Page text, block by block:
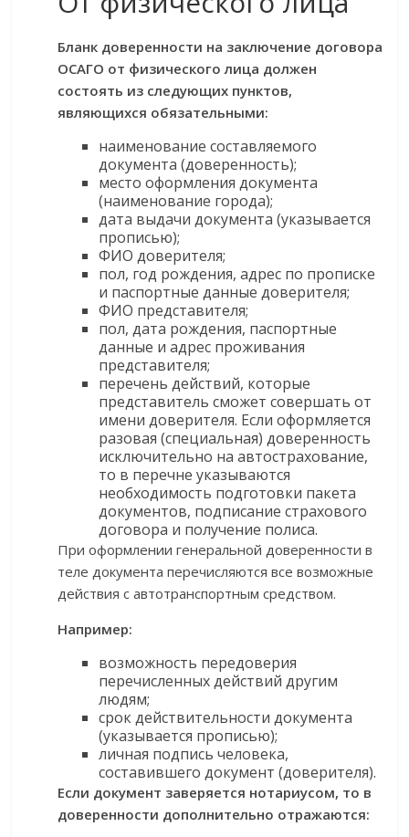
Бланк доверенности на заключение договора
ОСАГО от физического лица должен
состоять из следующих пунктов,
являющихся обязательными:
наименование составляемого
документа (доверенность);
место оформления документа
(наименование города);
дата выдачи документа (указывается
прописью);
ФИО доверителя;
пол, год рождения, адрес по прописке
и паспортные данные доверителя;
ФИО представителя;
пол, дата рождения, паспортные
данные и адрес проживания
представителя;
перечень действий, которые
представитель сможет совершать от
имени доверителя. Если оформляется
разовая (специальная) доверенность
исключительно на автострахование,
то в перечне указываются
необходимость подготовки пакета
документов, подписание страхового
договора и получение полиса.
При оформлении генеральной доверенности в
теле документа перечисляются все возможные
действия с автотранспортным средством.
Например:
возможность передоверия
перечисленных действий другим
людям;
срок действительности документа
(указывается прописью);
личная подпись человека,
составившего документ (доверителя).
Если документ заверяется нотариусом, то в
доверенности дополнительно отражаются: